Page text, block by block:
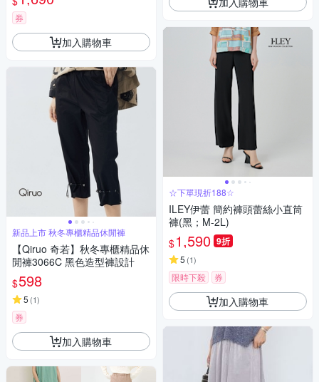
券
加入購物車
新品上市 秋冬專櫃精品休閒褲
【Qiruo 奇若】秋冬專櫃精品休
閒褲3066C 黑色造型褲設計
$598
5 (1)
券
加入購物車
☆下單現折188☆
ILEY伊蕾 簡約褲頭蕾絲小直筒
褲(黑；M-2L)
$1,590 9折
5 (1)
限時下殺 券
加入購物車